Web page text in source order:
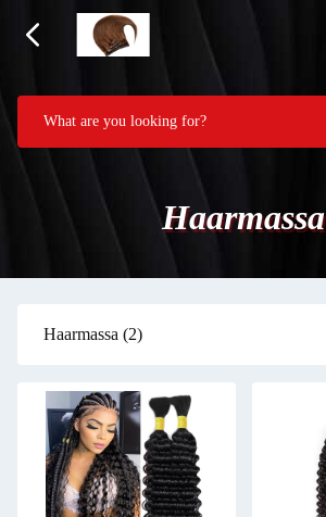
Haarmassa
Haarmassa (2)